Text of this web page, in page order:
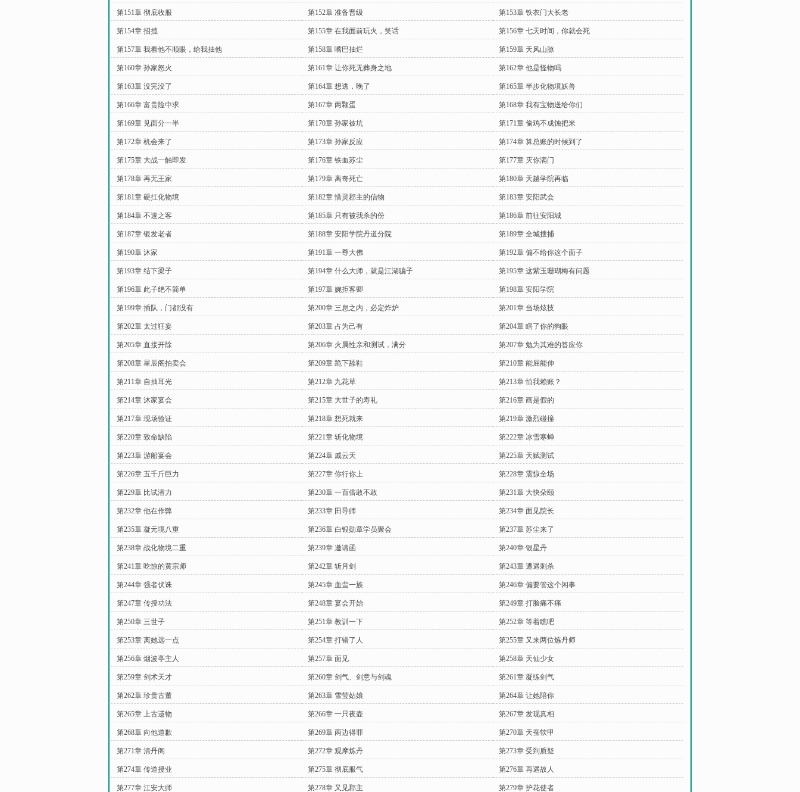
第151章 彻底收服 第152章 准备晋级 第153章 铁衣门大长老
第154章 招揽 第155章 在我面前玩火，笑话 第156章 七天时间，你就会死
第157章 我看他不顺眼，给我抽他 第158章 嘴巴抽烂 第159章 天风山脉
第160章 孙家怒火 第161章 让你死无葬身之地 第162章 他是怪物吗
第163章 没完没了 第164章 想逃，晚了 第165章 半步化物境妖兽
第166章 富贵险中求 第167章 两颗蛋 第168章 我有宝物送给你们
第169章 见面分一半 第170章 孙家被坑 第171章 偷鸡不成蚀把米
第172章 机会来了 第173章 孙家反应 第174章 算总账的时候到了
第175章 大战一触即发 第176章 铁血苏尘 第177章 灭你满门
第178章 再无王家 第179章 离奇死亡 第180章 天越学院再临
第181章 硬扛化物境 第182章 惜灵郡主的信物 第183章 安阳武会
第184章 不速之客 第185章 只有被我杀的份 第186章 前往安阳城
第187章 银发老者 第188章 安阳学院丹道分院 第189章 全城搜捕
第190章 沐家 第191章 一尊大佛 第192章 偏不给你这个面子
第193章 结下梁子 第194章 什么大师，就是江湖骗子 第195章 这紫玉珊瑚梅有问题
第196章 此子绝不简单 第197章 婉拒客卿 第198章 安阳学院
第199章 插队，门都没有 第200章 三息之内，必定炸炉 第201章 当场炫技
第202章 太过狂妄 第203章 占为己有 第204章 瞎了你的狗眼
第205章 直接开除 第206章 火属性亲和测试，满分 第207章 勉为其难的答应你
第208章 星辰阁拍卖会 第209章 跪下舔鞋 第210章 能屈能伸
第211章 自抽耳光 第212章 九花草 第213章 怕我赖账？
第214章 沐家宴会 第215章 大世子的寿礼 第216章 画是假的
第217章 现场验证 第218章 想死就来 第219章 激烈碰撞
第220章 致命缺陷 第221章 斩化物境 第222章 冰雪寒蝉
第223章 游船宴会 第224章 戚云天 第225章 天赋测试
第226章 五千斤巨力 第227章 你行你上 第228章 震惊全场
第229章 比试潜力 第230章 一百倍敢不敢 第231章 大快朵颐
第232章 他在作弊 第233章 田导师 第234章 面见院长
第235章 凝元境八重 第236章 白银勋章学员聚会 第237章 苏尘来了
第238章 战化物境二重 第239章 邀请函 第240章 银星丹
第241章 吃惊的黄宗师 第242章 斩月剑 第243章 遭遇刺杀
第244章 强者伏诛 第245章 血蛮一族 第246章 偏要管这个闲事
第247章 传授功法 第248章 宴会开始 第249章 打脸痛不痛
第250章 三世子 第251章 教训一下 第252章 等着瞧吧
第253章 离她远一点 第254章 打错了人 第255章 又来两位炼丹师
第256章 烟波亭主人 第257章 面见 第258章 天仙少女
第259章 剑术天才 第260章 剑气、剑意与剑魂 第261章 凝练剑气
第262章 珍贵古董 第263章 雪莹姑娘 第264章 让她陪你
第265章 上古遗物 第266章 一只夜壶 第267章 发现真相
第268章 向他道歉 第269章 两边得罪 第270章 天蚕软甲
第271章 清丹阁 第272章 观摩炼丹 第273章 受到质疑
第274章 传道授业 第275章 彻底服气 第276章 再遇故人
第277章 江安大师 第278章 又见郡主 第279章 护花使者